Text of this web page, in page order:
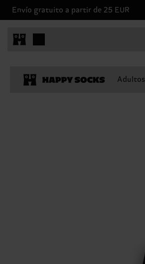
Envío gratuito a partir de 25 EUR
Adultos